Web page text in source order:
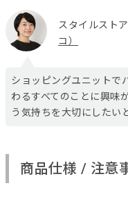
スタイルスト
コ）
ショッピングユニットで
わるすべてのことに興味
う気持ちを大切にしたい
商品仕様 / 注意